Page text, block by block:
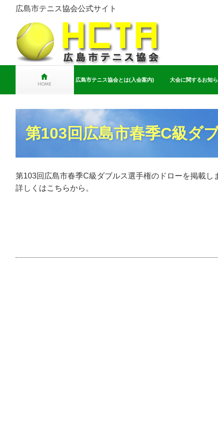
広島市テニス協会公式サイト
広島市テニス協会とは(入会案内) 大会に関するお知
第103回広島市春季C級ダ
第103回広島市春季C級ダブルス選手権のドローを掲載し
詳しくはこちらから。